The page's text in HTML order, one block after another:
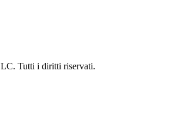
Tutti i diritti riservati.​​